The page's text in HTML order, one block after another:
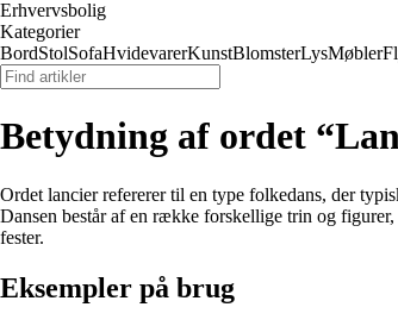
Erhvervsbolig
Kategorier
BordStolSofaHvidevarerKunstBlomsterLysMøbler
Betydning af ordet
Ordet lancier refererer til en type folkedans, der
Dansen består af en række forskellige trin og
fester.
Eksempler på brug